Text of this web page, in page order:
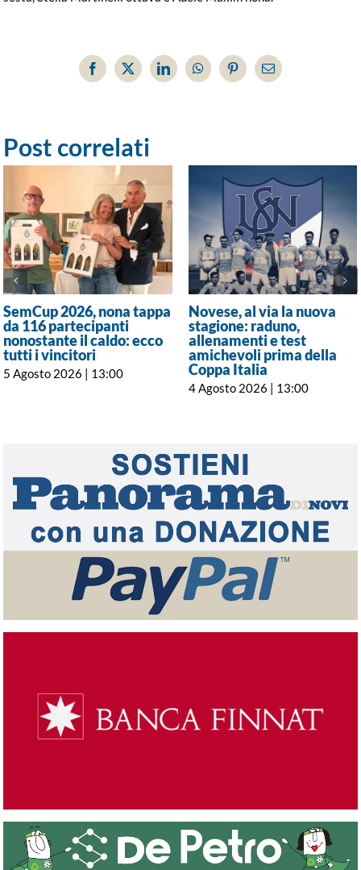
Facebook
X LinkedInWhatsAppPinterestEmail
Post correlati
SemCup 2026, nona tappa
da 116 partecipanti
nonostante il caldo: ecco
tutti i vincitori
5 Agosto 2026 | 13:00
Novese, al via la nuova
stagione: raduno,
allenamenti e test
amichevoli prima della
Coppa Italia
4 Agosto 2026 | 13:00